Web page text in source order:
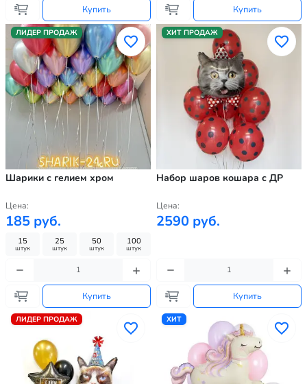
Купить Купить
ЛИДЕР ПРОДАЖ
Шарики с гелием хром
Цена:
185 руб.
15
штук
25
штук
50
штук
100
штук
Купить
ХИТ ПРОДАЖ
Набор шаров кошара с ДР
Цена:
2590 руб.
Купить
ЛИДЕР ПРОДАЖ ХИТ